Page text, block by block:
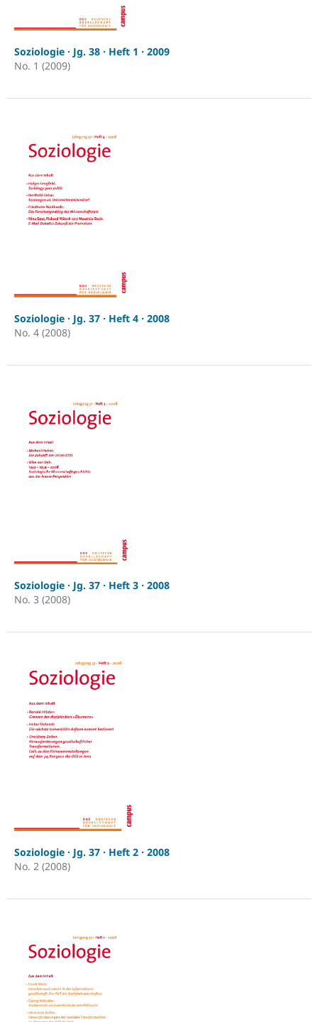
Soziologie · Jg. 38 · Heft 1 · 2009
No. 1 (2009)
Soziologie · Jg. 37 · Heft 4 · 2008
No. 4 (2008)
Soziologie · Jg. 37 · Heft 3 · 2008
No. 3 (2008)
Soziologie · Jg. 37 · Heft 2 · 2008
No. 2 (2008)